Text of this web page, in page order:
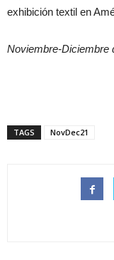
exhibición textil en
Noviembre-Diciembre
TAGS NovDec21